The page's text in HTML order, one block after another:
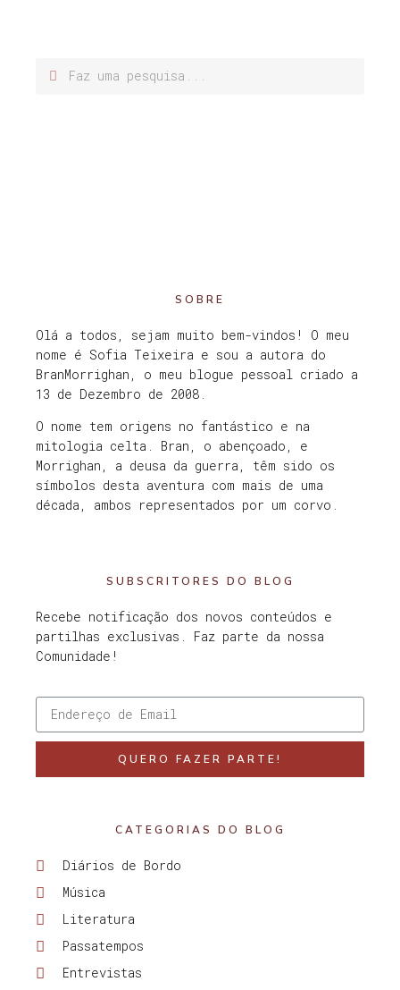
SOBRE
Olá a todos, sejam muito bem-vindos! O meu
nome é Sofia Teixeira e sou a autora do
BranMorrighan, o meu blogue pessoal criado a
13 de Dezembro de 2008.
O nome tem origens no fantástico e na
mitologia celta. Bran, o abençoado, e
Morrighan, a deusa da guerra, têm sido os
símbolos desta aventura com mais de uma
década, ambos representados por um corvo.
SUBSCRITORES DO BLOG
Recebe notificação dos novos conteúdos e
partilhas exclusivas. Faz parte da nossa
Comunidade!
QUERO FAZER PARTE!
CATEGORIAS DO BLOG
Diários de Bordo
Música
Literatura
Passatempos
Entrevistas